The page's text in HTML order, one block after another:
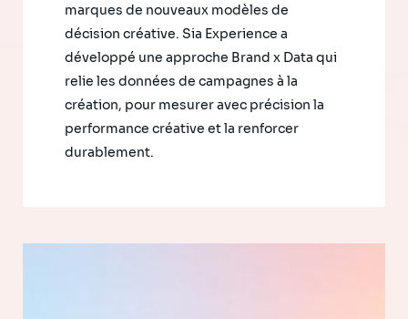
marques de nouveaux modèles de
décision créative. Sia Experience a
développé une approche Brand x Data qui
relie les données de campagnes à la
création, pour mesurer avec précision la
performance créative et la renforcer
durablement.